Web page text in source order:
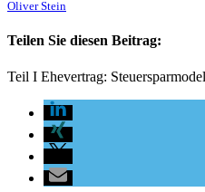
Oliver Stein
Teilen Sie diesen Beitrag:
Teil I Ehevertrag: